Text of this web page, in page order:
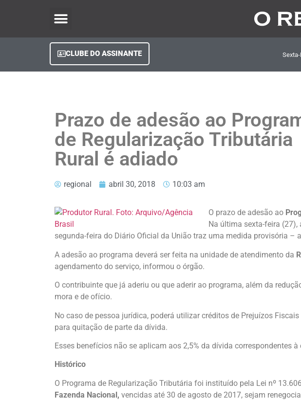
CLUBE DO ASSINANTE
Prazo de adesão ao
de Regularização Tributária
Rural é adiado
regional abril 30, 2018 10:03 am
O prazo de adesão ao
Na última sexta-feira
segunda-feira do Diário Oficial da União traz uma medida provisória
A adesão ao programa deverá ser feita na unidade de atendimento da
agendamento do serviço, informou o órgão.
O contribuinte que já aderiu ou que aderir ao programa, além da
mora e de ofício.
No caso de pessoa jurídica, poderá utilizar créditos de Prejuízos
para quitação de parte da dívida.
Esses benefícios não se aplicam aos 2,5% da dívida correspondentes à
Histórico
O Programa de Regularização Tributária foi instituído pela Lei nº
Fazenda Nacional, vencidas até 30 de agosto de 2017, sejam